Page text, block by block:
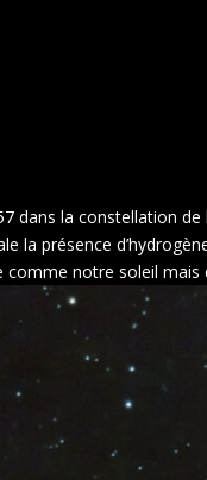
dans la constellation
la présence
comme notre soleil